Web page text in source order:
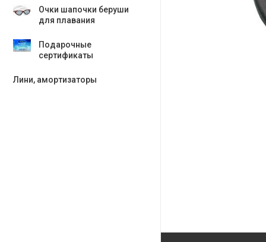
Очки шапочки беруши
для плавания
Подарочные
сертификаты
Лини, амортизаторы